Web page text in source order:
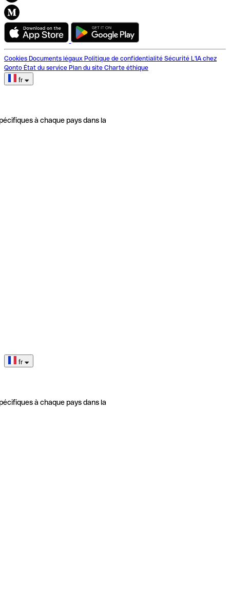
Cookies Documents légaux Politique de confidentialité Sécurité L'IA chez
Qonto État du service Plan du site Charte éthique
fr
à chaque pays dans la
fr
à chaque pays dans la